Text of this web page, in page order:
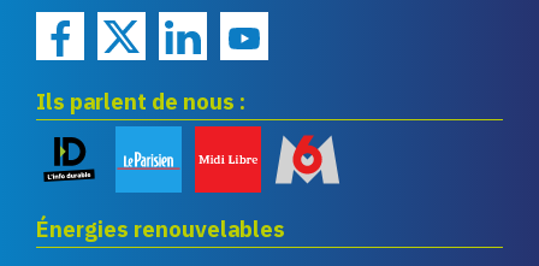
Ils parlent de nous :
Énergies renouvelables